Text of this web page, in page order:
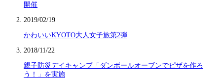
開催
2019/02/19
かわいいKYOTO大人女子旅第2弾
2018/11/22
親子防災デイキャンプ「ダンボールオーブンでピザを作ろ
う！」を実施